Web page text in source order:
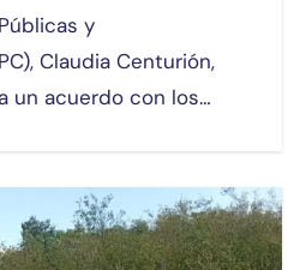
Claudia Centurión,
un acuerdo con los…